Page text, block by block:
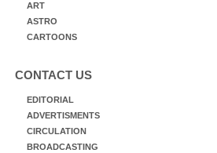
ART
ASTRO
CARTOONS
CONTACT US
EDITORIAL
ADVERTISMENTS
CIRCULATION
BROADCASTING